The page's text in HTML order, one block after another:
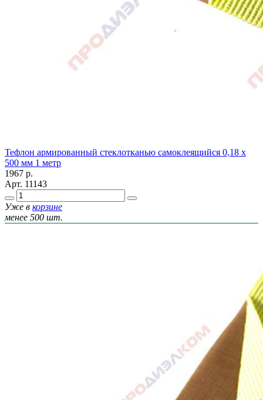
Тефлон армированный стеклотканью самоклеящийся 0,18 х
500 мм 1 метр
1967 р.
Арт. 11143
Уже в корзине
менее 500 шт.